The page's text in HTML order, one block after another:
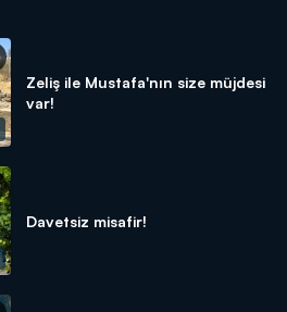
Zeliş ile Mustafa'nın size müjdesi
var!
Davetsiz misafir!